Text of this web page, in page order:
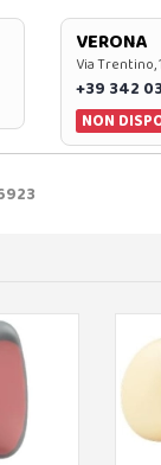
VERONA
Via Trentino,
+39 342
NON